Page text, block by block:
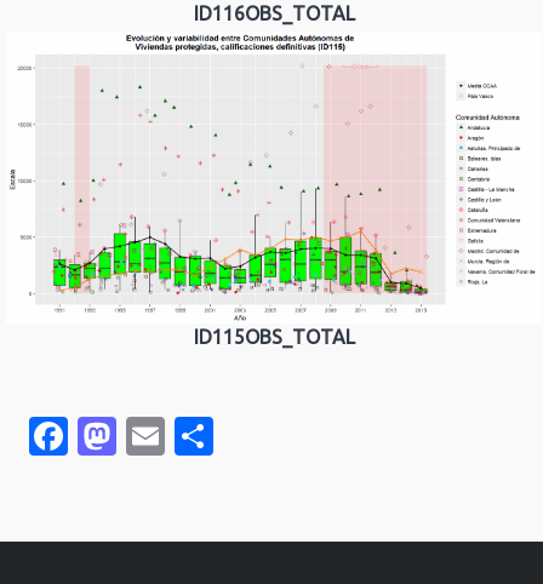
ID116OBS_TOTAL
ID115OBS_TOTAL
Facebook
Mastodon
Email